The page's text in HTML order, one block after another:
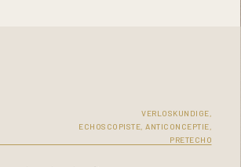
VERLOSKUNDIGE,
ECHOSCOPISTE, ANTICONCEPTIE,
PRETECHO